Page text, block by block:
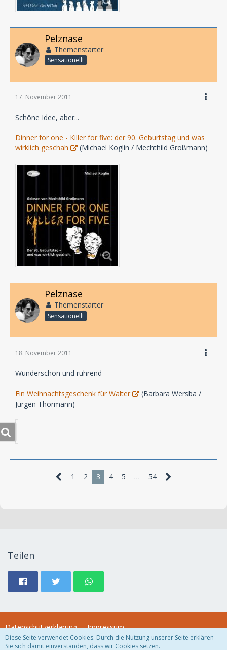
Pelznase
Themenstarter
Sensationell!
17. November 2011
Schöne Idee, aber...
Dinner for one - Killer for five: der 90. Geburtstag und was
wirklich geschah
(Michael Koglin / Mechthild Großmann)
Pelznase
Themenstarter
Sensationell!
18. November 2011
Wunderschön und rührend
Ein Weihnachtsgeschenk für Walter
(Barbara Wersba /
Jürgen Thormann)
1 2 3 4 5 … 54
Teilen
Datenschutzerklärung Impressum
Diese Seite verwendet Cookies. Durch die Nutzung unserer Seite erklären
Sie sich damit einverstanden, dass wir Cookies setzen.